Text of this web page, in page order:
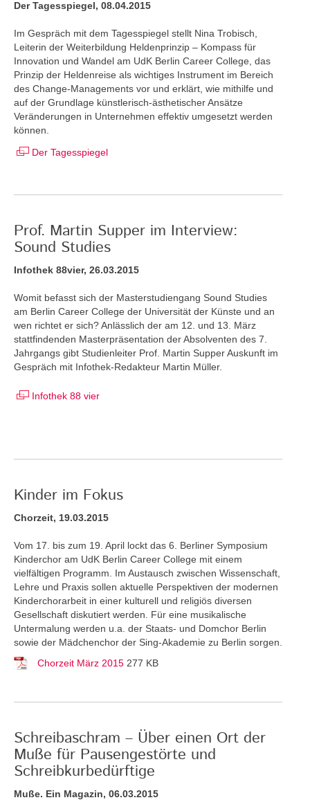
Der Tagesspiegel, 08.04.2015
Im Gespräch mit dem Tagesspiegel stellt Nina Trobisch,
Leiterin der Weiterbildung Heldenprinzip – Kompass für
Innovation und Wandel am UdK Berlin Career College, das
Prinzip der Heldenreise als wichtiges Instrument im Bereich
des Change-Managements vor und erklärt, wie mithilfe und
auf der Grundlage künstlerisch-ästhetischer Ansätze
Veränderungen in Unternehmen effektiv umgesetzt werden
können.
Der Tagesspiegel
Prof. Martin Supper im Interview:
Sound Studies
Infothek 88vier, 26.03.2015
Womit befasst sich der Masterstudiengang Sound Studies
am Berlin Career College der Universität der Künste und an
wen richtet er sich? Anlässlich der am 12. und 13. März
stattfindenden Masterpräsentation der Absolventen des 7.
Jahrgangs gibt Studienleiter Prof. Martin Supper Auskunft im
Gespräch mit Infothek-Redakteur Martin Müller.
Infothek 88 vier
Kinder im Fokus
Chorzeit, 19.03.2015
Vom 17. bis zum 19. April lockt das 6. Berliner Symposium
Kinderchor am UdK Berlin Career College mit einem
vielfältigen Programm. Im Austausch zwischen Wissenschaft,
Lehre und Praxis sollen aktuelle Perspektiven der modernen
Kinderchorarbeit in einer kulturell und religiös diversen
Gesellschaft diskutiert werden. Für eine musikalische
Untermalung werden u.a. der Staats- und Domchor Berlin
sowie der Mädchenchor der Sing-Akademie zu Berlin sorgen.
Chorzeit März 2015 277 KB
Schreibaschram – Über einen Ort der
Muße für Pausengestörte und
Schreibkurbedürftige
Muße. Ein Magazin, 06.03.2015